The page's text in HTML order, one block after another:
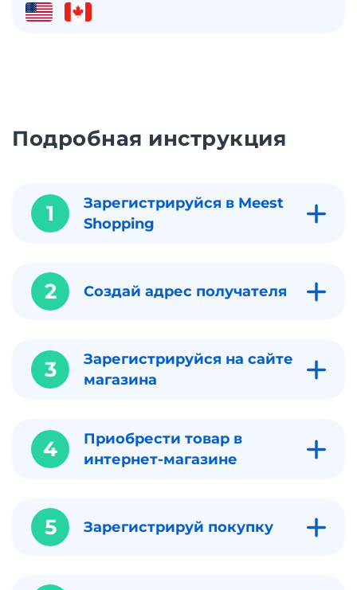
Подробная инструкция
1
Зарегистрируйся в Meest
Shopping
2 Создай адрес получателя
3
Зарегистрируйся на сайте
магазина
4
Приобрести товар в
интернет-магазине
5 Зарегистрируй покупку